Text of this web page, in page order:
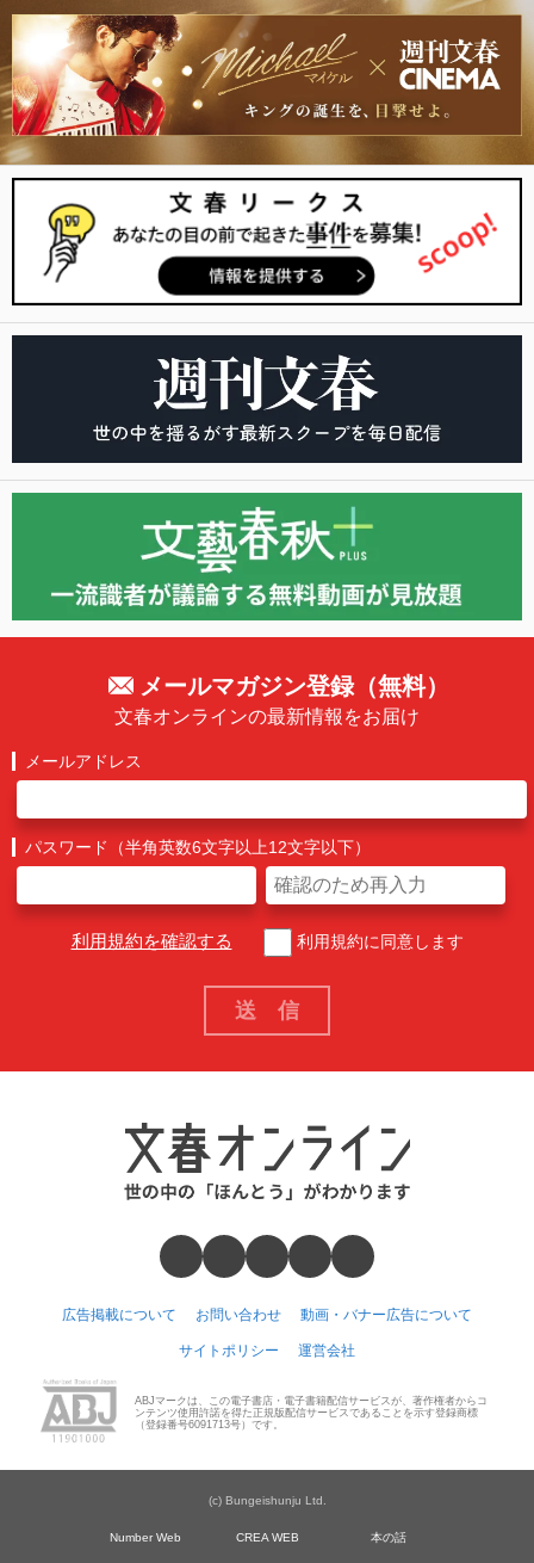
メールマガジン登録（無料）
文春オンラインの最新情報をお届け
メールアドレス
パスワード（半角英数6文字以上12文字以下）
利用規約を確認する 利用規約に同意します
広告掲載について お問い合わせ 動画・バナー広告について
サイトポリシー 運営会社
ABJマークは、この電子書店・電子書籍配信サービスが、著作権者からコ
ンテンツ使用許諾を得た正規版配信サービスであることを示す登録商標
（登録番号6091713号）です。
(c) Bungeishunju Ltd.
Number Web CREA WEB 本の話